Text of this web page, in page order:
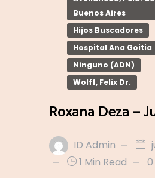
Buenos Aires
Hijos Buscadores
Hospital Ana Goitia
Ninguno (ADN)
Wolff, Felix Dr.
Roxana Deza –
ID Admin
1 Min Read